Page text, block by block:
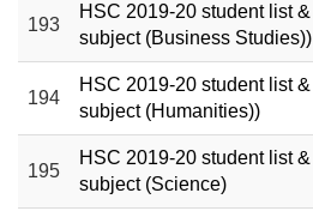
193
HSC 2019-20 student list &
subject (Business Studies))
194
HSC 2019-20 student list &
subject (Humanities))
195
HSC 2019-20 student list &
subject (Science)